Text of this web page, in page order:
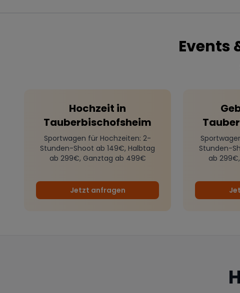
Events
Hochzeit in
Tauberbischofsheim
Sportwagen für Hochzeiten: 2-
Stunden-Shoot ab 149€, Halbtag
ab 299€, Ganztag ab 499€
Jetzt anfragen
Stunden-
ab